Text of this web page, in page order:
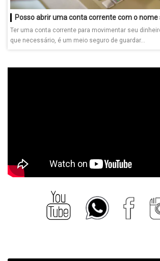
Posso abrir uma conta corrente com o nome
Ter uma conta corrente para movimentar seu
que necessário, é um meio seguro de guardar...